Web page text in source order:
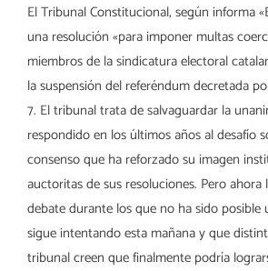
El Tribunal Constitucional, según informa
una resolución «para imponer multas
miembros de la sindicatura electoral
la suspensión del referéndum decretada
7. El tribunal trata de salvaguardar la
respondido en los últimos años al desafío
consenso que ha reforzado su imagen
auctoritas de sus resoluciones. Pero ahora
debate durante los que no ha sido posible
sigue intentando esta mañana y que
tribunal creen que finalmente podría